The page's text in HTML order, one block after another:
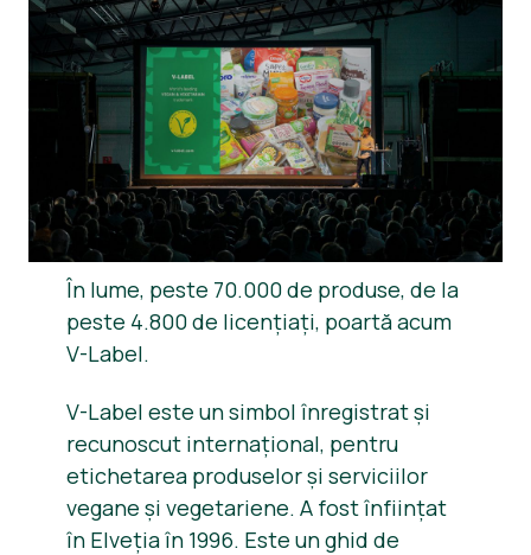
Știri
Materiale de Presa
În lume, peste 70.000 de produse, de la
peste 4.800 de licențiați, poartă acum
V-Label.
V-Label este un simbol înregistrat și
recunoscut internațional, pentru
etichetarea produselor și serviciilor
vegane și vegetariene. A fost înființat
în Elveția în 1996. Este un ghid de